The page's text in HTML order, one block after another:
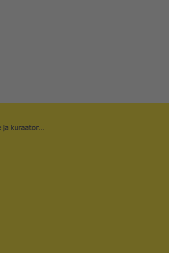
ja kuraator...